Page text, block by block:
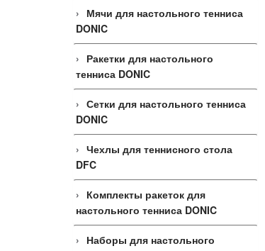
Мячи для настольного тенниса
DONIC
Ракетки для настольного
тенниса DONIC
Сетки для настольного тенниса
DONIC
Чехлы для теннисного стола
DFC
Комплекты ракеток для
настольного тенниса DONIC
Наборы для настольного